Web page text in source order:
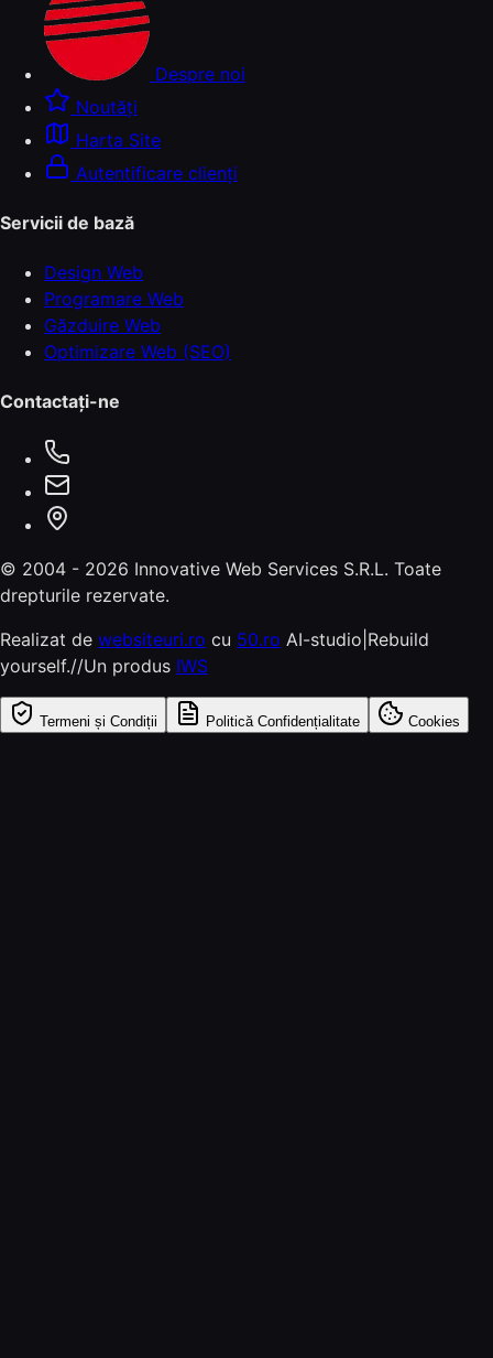
Despre noi
Noutăți
Harta Site
Autentificare clienți
Servicii de bază
Design Web
Programare Web
Găzduire Web
Optimizare Web (SEO)
Contactați-ne
© 2004 - 2026 Innovative Web Services S.R.L. Toate
drepturile rezervate.
Realizat de websiteuri.ro cu 50.ro AI-studio|Rebuild
yourself.//Un produs IWS
Termeni și Condiții Politică Confidențialitate Cookies